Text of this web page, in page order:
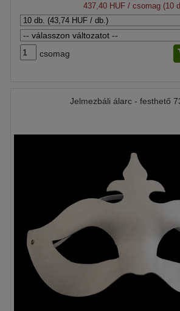
437,40 HUF/ csomag (10
csomag
Jelmezbáli álarc - festhető